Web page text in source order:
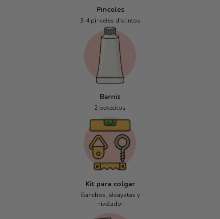
Pinceles
3-4 pinceles distintos
Barniz
2 botecitos
Kit para colgar
Ganchos, alcayatas y
nivelador